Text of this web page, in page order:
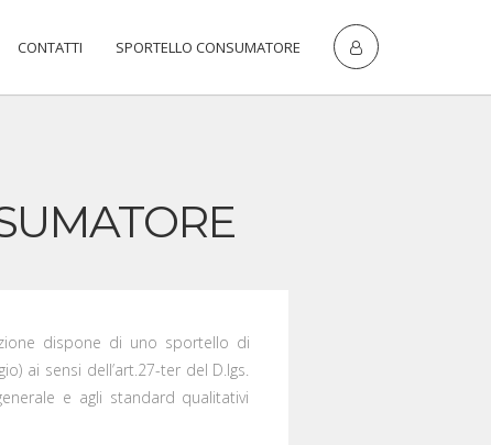
CONTATTI SPORTELLO CONSUMATORE
dispone di uno sportello di
ai sensi dell’art.27-ter del D.lgs.
e agli standard qualitativi